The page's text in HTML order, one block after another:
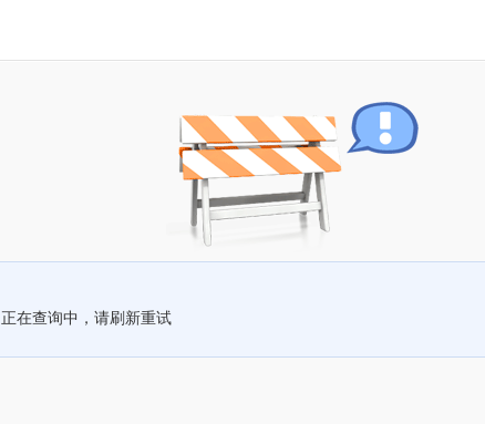
正在查询中，请刷新重试